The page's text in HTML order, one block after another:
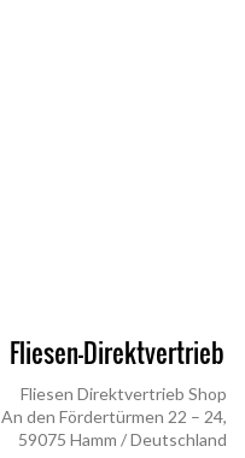
Fliesen Direktvertrieb Shop
An den Fördertürmen 22 – 24,
59075 Hamm / Deutschland